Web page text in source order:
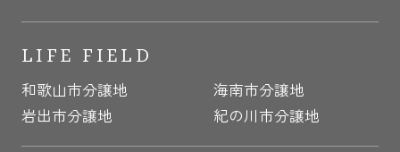
LIFE FIELD
和歌山市分譲地
海南市分譲地
岩出市分譲地
紀の川市分譲地